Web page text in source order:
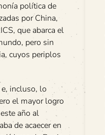
política de
por China,
que abarca el
pero sin
cuyos periplos
incluso, lo
el mayor logro
año al
de acaecer en